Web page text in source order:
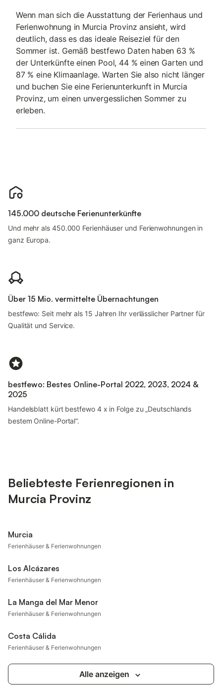
Wenn man sich die Ausstattung der Ferienhaus und
Ferienwohnung in Murcia Provinz ansieht, wird
deutlich, dass es das ideale Reiseziel für den
Sommer ist. Gemäß bestfewo Daten haben 63 %
der Unterkünfte einen Pool, 44 % einen Garten und
87 % eine Klimaanlage. Warten Sie also nicht länger
und buchen Sie eine Ferienunterkunft in Murcia
Provinz, um einen unvergesslichen Sommer zu
erleben.
145.000 deutsche Ferienunterkünfte
Und mehr als 450.000 Ferienhäuser und Ferienwohnungen in
ganz Europa.
Über 15 Mio. vermittelte Übernachtungen
bestfewo: Seit mehr als 15 Jahren Ihr verlässlicher Partner für
Qualität und Service.
bestfewo: Bestes Online-Portal 2022, 2023, 2024 &
2025
Handelsblatt kürt bestfewo 4 x in Folge zu „Deutschlands
bestem Online-Portal“.
Beliebteste Ferienregionen in
Murcia Provinz
Murcia
Ferienhäuser & Ferienwohnungen
Los Alcázares
Ferienhäuser & Ferienwohnungen
La Manga del Mar Menor
Ferienhäuser & Ferienwohnungen
Costa Cálida
Ferienhäuser & Ferienwohnungen
Alle anzeigen